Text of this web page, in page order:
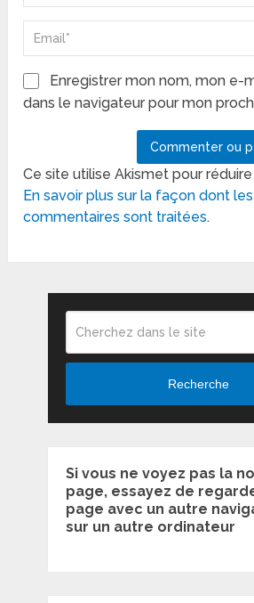
Enregistrer mon nom, mon e-
dans le navigateur pour mon
Ce site utilise Akismet pour
En savoir plus sur la façon dont
commentaires sont traitées.
Recherche
Si vous ne voyez pas la
page, essayez de
page avec un autre
sur un autre ordinateur